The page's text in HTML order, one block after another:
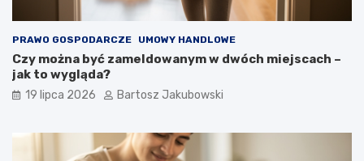
PRAWO GOSPODARCZE UMOWY HANDLOWE
Czy można być zameldowanym w dwóch miejscach –
jak to wygląda?
19 lipca 2026 Bartosz Jakubowski